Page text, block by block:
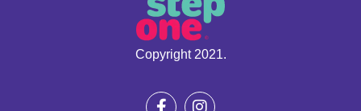
Copyright 2021.